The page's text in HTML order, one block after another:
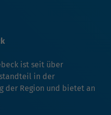
ist seit über
in der
der Region und bietet an